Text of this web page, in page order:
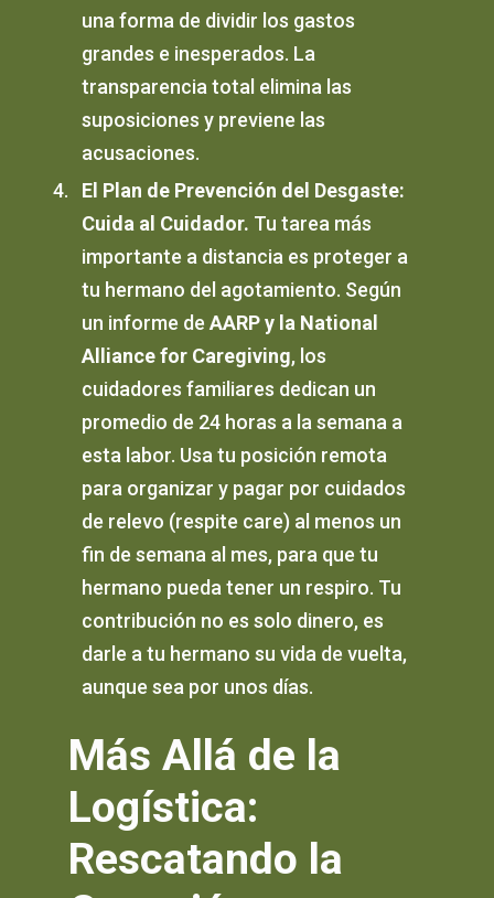
una forma de dividir los gastos
grandes e inesperados. La
transparencia total elimina las
suposiciones y previene las
acusaciones.
El Plan de Prevención del Desgaste:
Cuida al Cuidador. Tu tarea más
importante a distancia es proteger a
tu hermano del agotamiento. Según
un informe de AARP y la National
Alliance for Caregiving, los
cuidadores familiares dedican un
promedio de 24 horas a la semana a
esta labor. Usa tu posición remota
para organizar y pagar por cuidados
de relevo (respite care) al menos un
fin de semana al mes, para que tu
hermano pueda tener un respiro. Tu
contribución no es solo dinero, es
darle a tu hermano su vida de vuelta,
aunque sea por unos días.
Más Allá de la
Logística:
Rescatando la